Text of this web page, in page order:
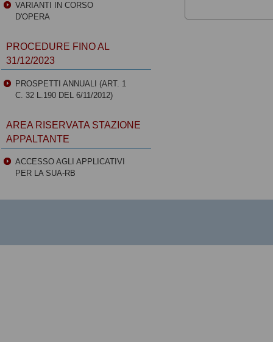
VARIANTI IN CORSO
D'OPERA
PROCEDURE FINO AL
31/12/2023
PROSPETTI ANNUALI (ART. 1
C. 32 L.190 DEL 6/11/2012)
AREA RISERVATA STAZIONE
APPALTANTE
ACCESSO AGLI APPLICATIVI
PER LA SUA-RB